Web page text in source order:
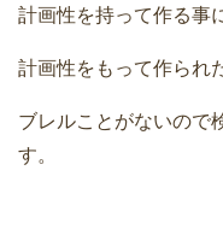
計画性を持って作る事
計画性をもって作られ
ブレルことがないので
す。